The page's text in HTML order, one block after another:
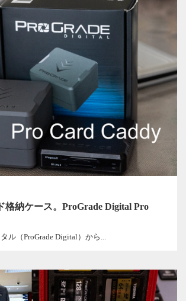
格納ケース。ProGrade Digital Pro
ル（ProGrade Digital）から...